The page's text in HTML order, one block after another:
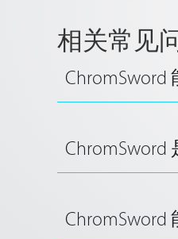
相关常见
ChromSword
ChromSword
ChromSword